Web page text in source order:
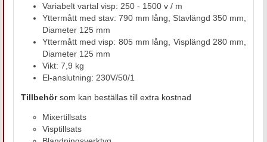
Variabelt vartal visp: 250 - 1500 v / m
Yttermått med stav: 790 mm lång, Stavlängd 350 mm,
Diameter 125 mm
Yttermått med visp: 805 mm lång, Visplängd 280 mm,
Diameter 125 mm
Vikt: 7,9 kg
El-anslutning: 230V/50/1
Tillbehörsom kan beställas till extra kostnad
Mixertillsats
Visptillsats